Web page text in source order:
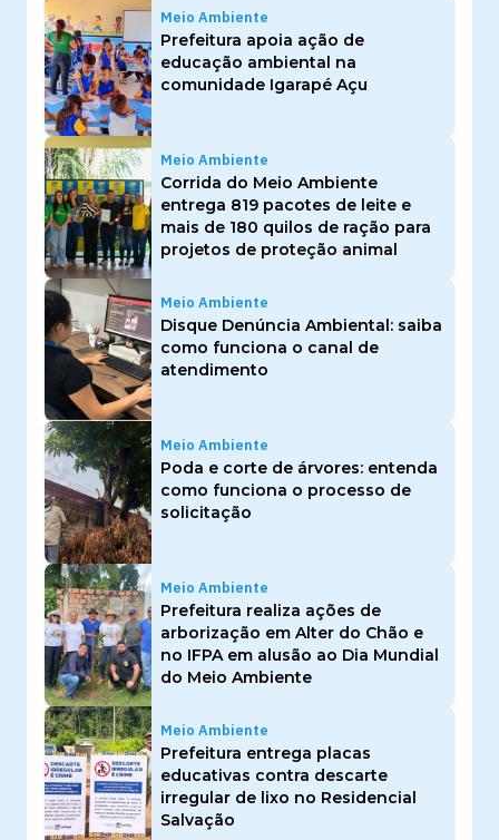
Meio Ambiente
Prefeitura apoia ação de
educação ambiental na
comunidade Igarapé Açu
Meio Ambiente
Corrida do Meio Ambiente
entrega 819 pacotes de leite e
mais de 180 quilos de ração para
projetos de proteção animal
Meio Ambiente
Disque Denúncia Ambiental: saiba
como funciona o canal de
atendimento
Meio Ambiente
Poda e corte de árvores: entenda
como funciona o processo de
solicitação
Meio Ambiente
Prefeitura realiza ações de
arborização em Alter do Chão e
no IFPA em alusão ao Dia Mundial
do Meio Ambiente
Meio Ambiente
Prefeitura entrega placas
educativas contra descarte
irregular de lixo no Residencial
Salvação